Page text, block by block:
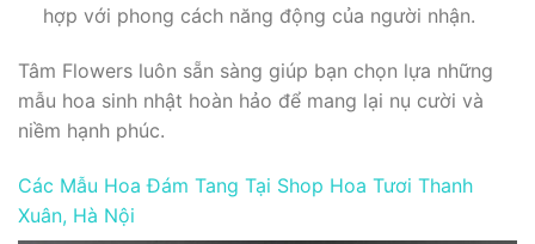
hợp với phong cách năng động của người nhận.
Tâm Flowers luôn sẵn sàng giúp bạn chọn lựa những
mẫu hoa sinh nhật hoàn hảo để mang lại nụ cười và
niềm hạnh phúc.
Các Mẫu Hoa Đám Tang Tại Shop Hoa Tươi Thanh
Xuân, Hà Nội